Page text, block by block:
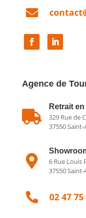

Agence de

Retrait
329 Rue de
37550

6 Rue Louis
37550
 02 47